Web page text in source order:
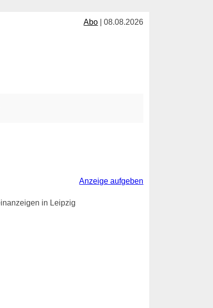
Abo | 08.08.2026
Anzeige aufgeben